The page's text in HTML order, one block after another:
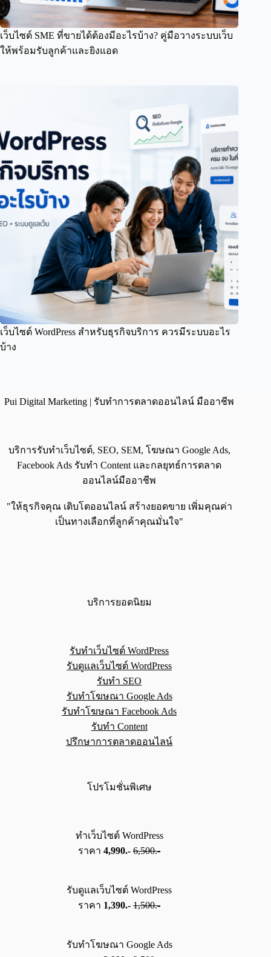
เว็บไซต์ SME ที่ขายได้ต้องมีอะไรบ้าง? คู่มือวางระบบเว็บ
ให้พร้อมรับลูกค้าและยิงแอด
เว็บไซต์ WordPress สำหรับธุรกิจบริการ ควรมีระบบอะไร
บ้าง
Pui Digital Marketing | รับทำการตลาดออนไลน์ มืออาชีพ
บริการรับทำเว็บไซต์, SEO, SEM, โฆษณา Google Ads,
Facebook Ads รับทำ Content และกลยุทธ์การตลาด
ออนไลน์มืออาชีพ
"ให้ธุรกิจคุณ เติบโตออนไลน์ สร้างยอดขาย เพิ่มคุณค่า
เป็นทางเลือกที่ลูกค้าคุณมั่นใจ"
บริการยอดนิยม
รับทำเว็บไซต์ WordPress
รับดูแลเว็บไซต์ WordPress
รับทำ SEO
รับทำโฆษณา Google Ads
รับทำโฆษณา Facebook Ads
รับทำ Content
ปรึกษาการตลาดออนไลน์
โปรโมชั่นพิเศษ
ทำเว็บไซต์ WordPress
ราคา4,990.- 6,500.-
รับดูแลเว็บไซต์ WordPress
ราคา 1,390.- 1,500.-
รับทำโฆษณา Google Ads